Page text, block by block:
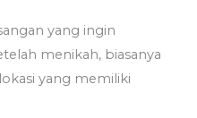
yang ingin
menikah, biasanya
yang memiliki